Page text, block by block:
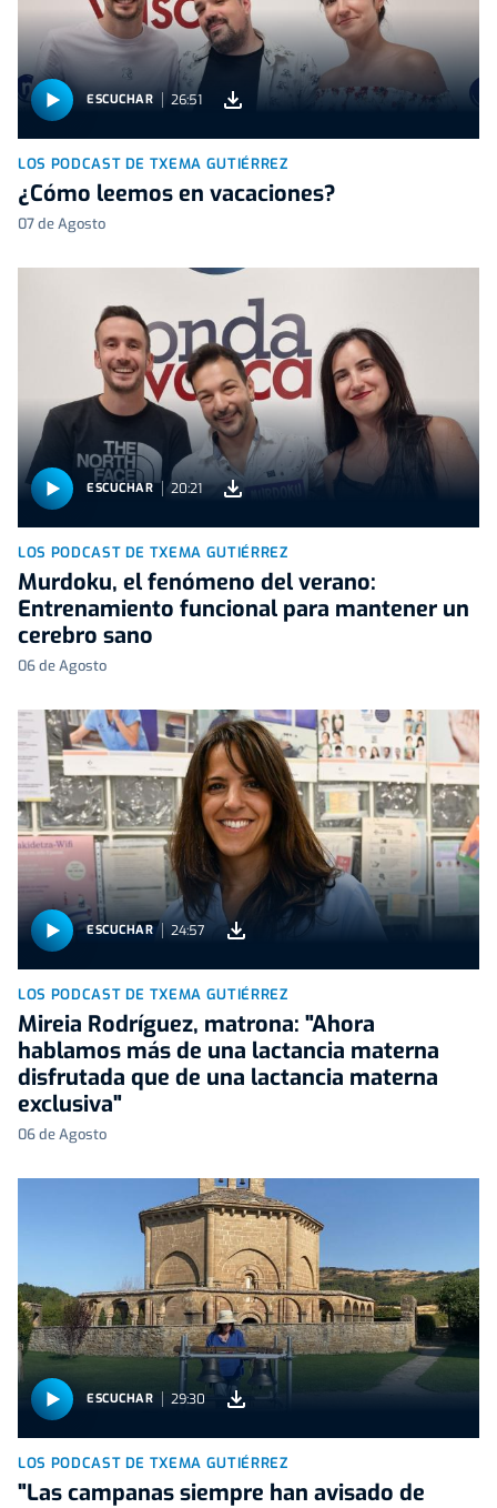
ESCUCHAR 26:51
LOS PODCAST DE TXEMA GUTIÉRREZ
¿Cómo leemos en vacaciones?
07 de Agosto
ESCUCHAR 20:21
LOS PODCAST DE TXEMA GUTIÉRREZ
Murdoku, el fenómeno del verano:
Entrenamiento funcional para mantener un
cerebro sano
06 de Agosto
ESCUCHAR 24:57
LOS PODCAST DE TXEMA GUTIÉRREZ
Mireia Rodríguez, matrona: "Ahora
hablamos más de una lactancia materna
disfrutada que de una lactancia materna
exclusiva"
06 de Agosto
ESCUCHAR 29:30
LOS PODCAST DE TXEMA GUTIÉRREZ
"Las campanas siempre han avisado de